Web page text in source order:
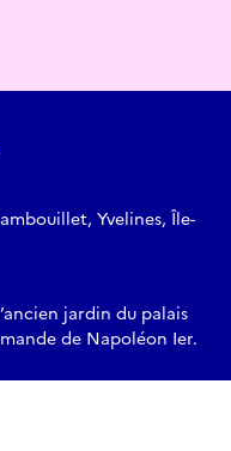
Yvelines, Île-
jardin du palais
de Napoléon Ier.